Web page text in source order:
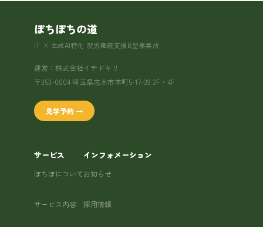
ぽちぽちの道
IT × 生成AI特化 就労継続支援B型事業所
運営：株式会社イチドキリ
〒353-0004 埼玉県志木市本町5-17-39 3F・4F
見学予約 →
サービス
ぽちぽについて
サービス内容
インフォメーション
お知らせ
採用情報